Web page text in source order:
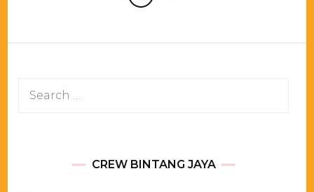
Search
CREW BINTANG JAYA